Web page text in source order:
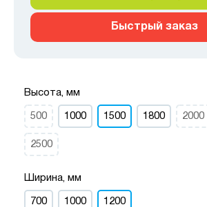
Быстрый заказ
Высота, мм
500 1000 1500 1800 2000
2500
Ширина, мм
700 1000 1200